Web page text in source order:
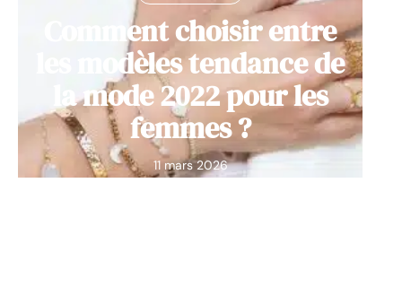
Comment choisir entre
les modèles tendance de
la mode 2022 pour les
femmes ?
11 mars 2026